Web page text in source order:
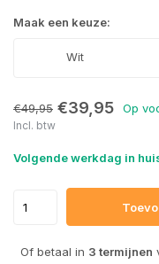
Maak een keuze:
Wit
€49,95 €39,95 Op
Incl. btw
Volgende werkdag in
Of betaal in 3 termijnen